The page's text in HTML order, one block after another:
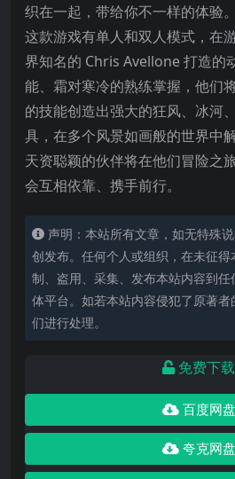
织在一起，带给你不一样的体验。
这款游戏有单人和双人模式，在
界知名的 Chris Avellone 打造的
能、霜对寒冷的熟练掌握，他们
的技能创造出强大的狂风、冰河
具，在多个风景如画般的世界中
天资聪颖的伙伴将在他们冒险之
会互相依靠、携手前行。
声明：本站所有文章，如无特殊
创发布。任何个人或组织，在未征得
制、盗用、采集、发布本站内容到
体平台。如若本站内容侵犯了原著
们进行处理。
免费下载
百度网盘
夸克网盘